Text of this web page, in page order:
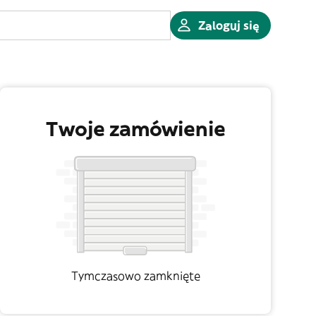
Zaloguj się
Twoje zamówienie
Tymczasowo zamknięte